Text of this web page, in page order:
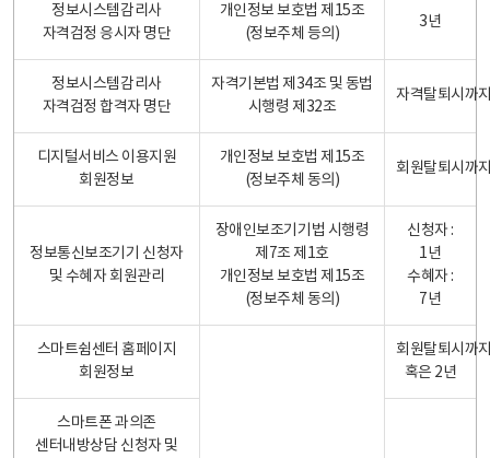
정보시스템감리사
자격검정 응시자 명단
개인정보 보호법 제15조
(정보주체 등의)
3년
정보시스템감리사
자격검정 합격자 명단
자격기본법 제34조 및 동법
시행령 제32조
자격탈퇴시까
디지털서비스 이용지원
회원정보
개인정보 보호법 제15조
(정보주체 동의)
회원탈퇴시까
정보통신보조기기 신청자
및 수혜자 회원관리
장애인보조기기법 시행령
제7조 제1호
개인정보 보호법 제15조
(정보주체 동의)
신청자 :
1년
수혜자 :
7년
스마트쉼센터 홈페이지
회원정보
회원탈퇴시까
혹은 2년
스마트폰 과의존
센터내방상담 신청자 및